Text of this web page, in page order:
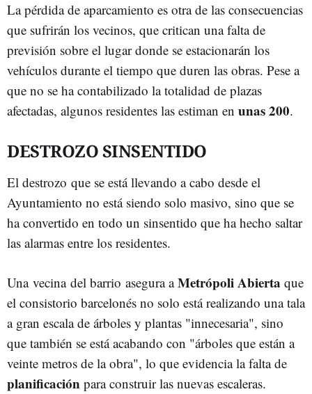
La pérdida de aparcamiento es otra de las consecuencias
que sufrirán los vecinos, que critican una falta de
previsión sobre el lugar donde se estacionarán los
vehículos durante el tiempo que duren las obras. Pese a
que no se ha contabilizado la totalidad de plazas
afectadas, algunos residentes las estiman en unas 200.
DESTROZO SINSENTIDO
El destrozo que se está llevando a cabo desde el
Ayuntamiento no está siendo solo masivo, sino que se
ha convertido en todo un sinsentido que ha hecho saltar
las alarmas entre los residentes.
Una vecina del barrio asegura aMetrópoli Abierta que
el consistorio barcelonés no solo está realizando una tala
a gran escala de árboles y plantas "innecesaria", sino
que también se está acabando con "árboles que están a
veinte metros de la obra", lo que evidencia la falta de
planificación para construir las nuevas escaleras.